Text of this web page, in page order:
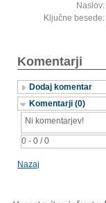
Naslov:
Ključne besede:
Komentarji
Dodaj komentar
Komentarji (0)
0 - 0 / 0
Ni komentarjev!
Nazaj